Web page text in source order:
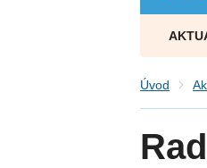
Úvod